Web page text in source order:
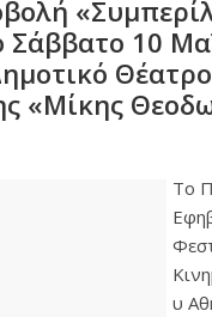
Σάββατο 10
Θέατρο
«Μίκης
Το
υ